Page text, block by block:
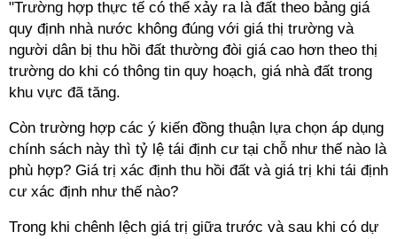
"Trường hợp thực tế có thể xảy ra là đất theo bảng giá
quy định nhà nước không đúng với giá thị trường và
người dân bị thu hồi đất thường đòi giá cao hơn theo thị
trường do khi có thông tin quy hoạch, giá nhà đất trong
khu vực đã tăng.
Còn trường hợp các ý kiến đồng thuận lựa chọn áp dụng
chính sách này thì tỷ lệ tái định cư tại chỗ như thế nào là
phù hợp? Giá trị xác định thu hồi đất và giá trị khi tái định
cư xác định như thế nào?
Trong khi chênh lệch giá trị giữa trước và sau khi có dự